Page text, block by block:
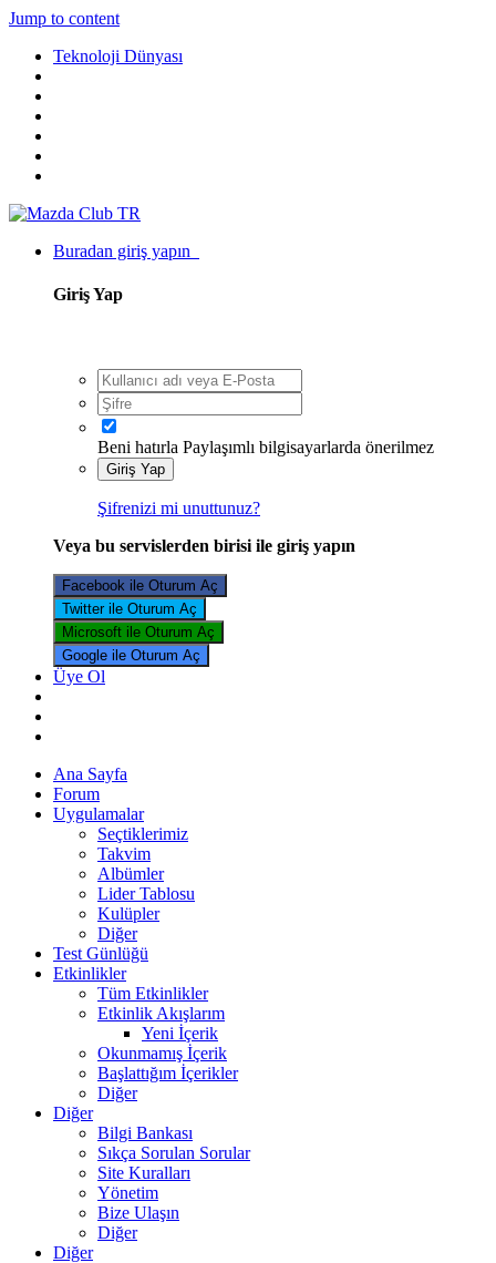
Jump to content
Teknoloji Dünyası
Buradan giriş yapın
Giriş Yap
Beni hatırla Paylaşımlı bilgisayarlarda önerilmez
Giriş Yap
Şifrenizi mi unuttunuz?
Veya bu servislerden birisi ile giriş yapın
Facebook ile Oturum Aç
Twitter ile Oturum Aç
Microsoft ile Oturum Aç
Google ile Oturum Aç
Üye Ol
Ana Sayfa
Forum
Uygulamalar
Seçtiklerimiz
Takvim
Albümler
Lider Tablosu
Kulüpler
Diğer
Test Günlüğü
Etkinlikler
Tüm Etkinlikler
Etkinlik Akışlarım
Yeni İçerik
Okunmamış İçerik
Başlattığım İçerikler
Diğer
Diğer
Bilgi Bankası
Sıkça Sorulan Sorular
Site Kuralları
Yönetim
Bize Ulaşın
Diğer
Diğer